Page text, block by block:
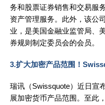
务和股票证券销售和交易服
资产管理服务。此外，该公
业，是美国金融业监管局、
券规则制定委员会的会员。
3.扩大加密产品范围！
瑞讯（Swissquote）近日宣
展加密货币产品范围。至此